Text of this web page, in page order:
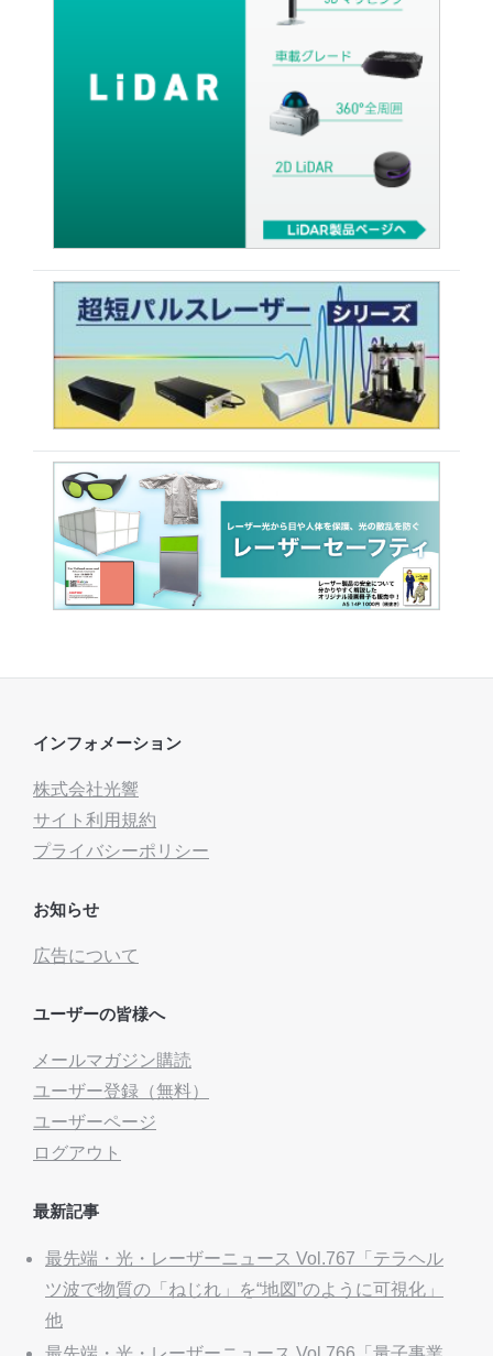
インフォメーション
株式会社光響
サイト利用規約
プライバシーポリシー
お知らせ
広告について
ユーザーの皆様へ
メールマガジン購読
ユーザー登録（無料）
ユーザーページ
ログアウト
最新記事
最先端・光・レーザーニュース Vol.767「テラヘル
ツ波で物質の「ねじれ」を“地図”のように可視化」
他